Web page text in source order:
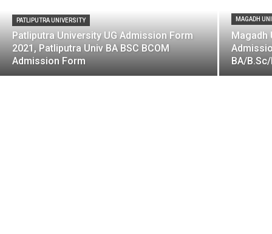
PATLIPUTRA UNIVERSITY
Patliputra University UG Admission Form
2021, Patliputra Univ BA BSC BCOM
Admission Form
MAGADH
Magadh
BA/